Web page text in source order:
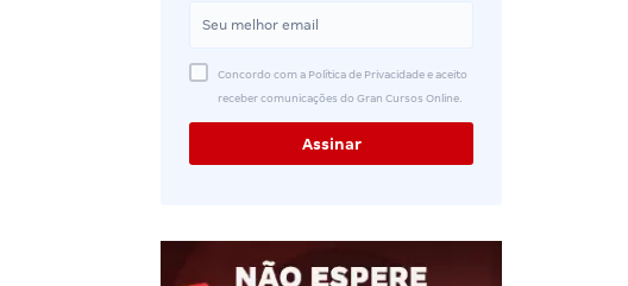
Concordo com a Política de Privacidade e aceito
receber comunicações do Gran Cursos Online.